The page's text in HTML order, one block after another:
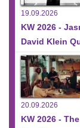
19.09.2026
KW 2026 -
David Klein
20.09.2026
KW 2026 -